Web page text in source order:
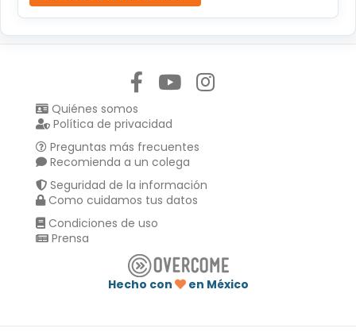
Quiénes somos
Política de privacidad
Preguntas más frecuentes
Recomienda a un colega
Seguridad de la información
Como cuidamos tus datos
Condiciones de uso
Prensa
Hecho con
en México